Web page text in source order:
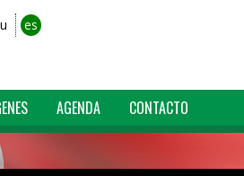
es
AGENDA CONTACTO